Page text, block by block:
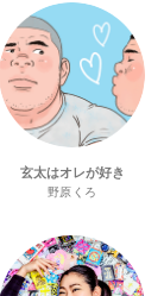
玄太はオレが好き
野原くろ